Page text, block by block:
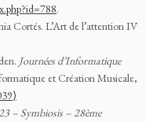
.
Cortés. L’Art de l’attention IV
Journées d’Informatique
et Création Musicale,
– Symbiosis – 28ème